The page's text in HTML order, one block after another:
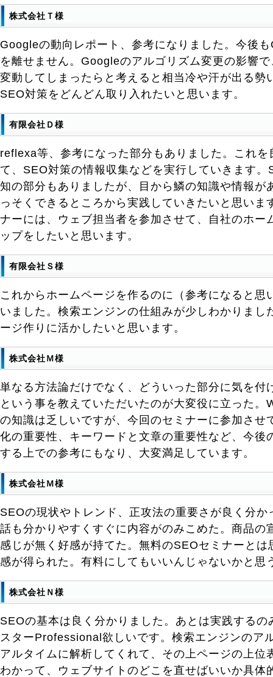
株式会社Ｔ様
Googleの動向レポート、参考になりました。今後
を離せません。Googleのアルゴリズム変更の影響
変動してしまったらと考えると相当冷や汗が出る勢
SEO対策をどんどん取り入れたいと思います。
有限会社Ｄ様
reflexa等、参考になった部分もありました。これを
て、SEO対策の情報収集などを実行していきます
知の部分もありましたが、目から鱗の知識や情報が
っそくできるところから実践していきたいと思いま
ナーには、ウェブ担当者を参加させて、自社のホー
ップをしたいと思います。
有限会社Ｓ様
これからホームページを作るのに（参考になると思
いました。検索エンジンの仕組みが少しわかりまし
ージ作りに活かしたいと思います。
株式会社Ｍ様
単なる方法論だけでなく、どういった部分に気を付
という事を教えていただいたのが大変役に立った。
の知識は乏しいですが、今回のセミナーに参加させ
化の重要性、キーワードと文章の重要性など、今後
する上での参考にもなり、大変満足しています。
株式会社Ｍ様
SEOの現状やトレンド、正攻法の重要さが良く分か
話も分かりやすくすぐに内容がのみこめた。商品の
感じが無く好感が持てた。無料のSEOセミナーとは
感が得られた。有料にしてもいいんじゃないかと思
株式会社Ｎ様
SEOの基本は良く分かりました。あとは実践する
スターProfessional欲しいです。検索エンジンのア
アルタイムに解析してくれて、その上ページの上位
わかって、ウェブサイトのどこを直せばいいか具体